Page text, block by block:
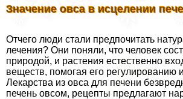
Значение овса в исцелении
Отчего люди стали предпочитать
лечения? Они поняли, что человек
природой, и растения естественно
веществ, помогая его регулированию
Лекарства из овса для печени
печень овсом, рецепты предлагают